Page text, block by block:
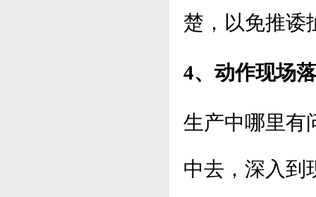
楚，以免推诿
4、动作现场
生产中哪里有
中去，深入到